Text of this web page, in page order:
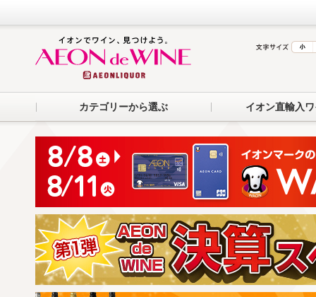
カテゴリーから選ぶ イオン直輸入